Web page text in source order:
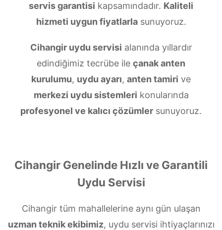
servis garantisi kapsamındadır. Kaliteli
hizmeti uygun fiyatlarlasunuyoruz.
Cihangir uydu servisi alanında yıllardır
edindiğimiz tecrübe ile çanak anten
kurulumu, uydu ayarı, anten tamiri ve
merkezi uydu sistemleri konularında
profesyonel ve kalıcı çözümler sunuyoruz.
Cihangir Genelinde Hızlı ve Garantili
Uydu Servisi
Cihangir tüm mahallelerine aynı gün ulaşan
uzman teknik ekibimiz, uydu servisi ihtiyaçlarınızı